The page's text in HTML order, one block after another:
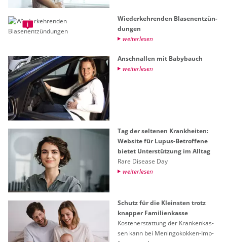
Wie­der­keh­ren­den Bla­sen­ent­zün­
dun­gen
wei­ter­le­sen
An­schnal­len mit Ba­by­bauch
wei­ter­le­sen
Tag der sel­te­nen Krank­hei­ten:
Web­site für Lupus-Be­trof­fe­ne
bie­tet Un­ter­stüt­zung im All­tag
Rare Di­sea­se Day
wei­ter­le­sen
Schutz für die Kleins­ten trotz
knap­per Fa­mi­li­en­kas­se
Kos­ten­er­stat­tung der Kran­ken­kas­
sen kann bei Me­nin­go­kok­ken-Imp­